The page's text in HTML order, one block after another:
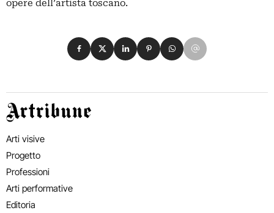
opere dell’artista toscano.
Condividi su Facebook
Condividi su X
Condividi su LinkedIn
Condividi su Pinterest
Condividi su WhatsApp
Condividi su Email
Artribune
Arti visive
Progetto
Professioni
Arti performative
Editoria